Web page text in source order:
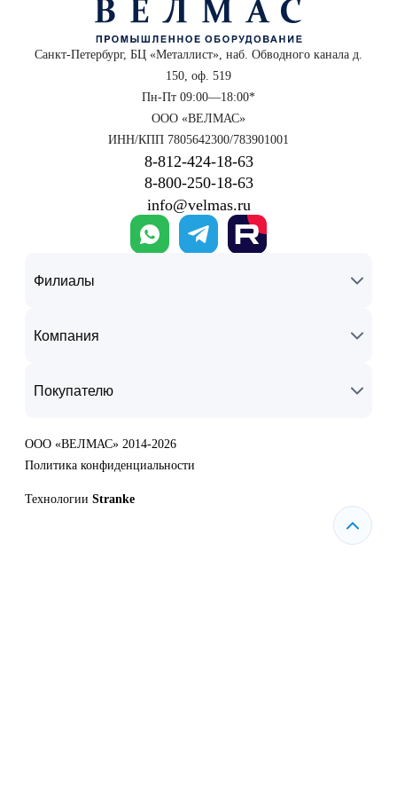
Санкт-Петербург, БЦ «Металлист», наб. Обводного канала д.
150, оф. 519
Пн-Пт 09:00—18:00*
ООО «ВЕЛМАС»
ИНН/КПП 7805642300/783901001
8‑812‑424‑18‑63
8‑800‑250‑18‑63
info@velmas.ru
Филиалы
Компания
Покупателю
ООО «ВЕЛМАС» 2014-2026
Политика конфиденциальности
Технологии Stranke